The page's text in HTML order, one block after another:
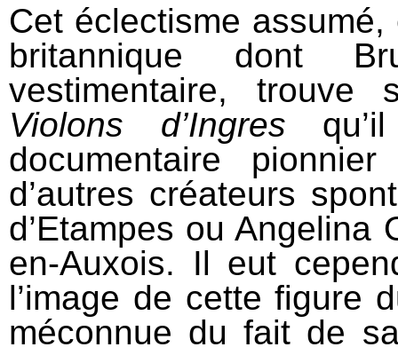
Cet éclectisme
britannique dont
vestimentaire,
Violons d’Ingres
documentaire
d’autres créateurs
d’Etampes ou Angelina
en-Auxois. Il eut
l’image de cette figure
méconnue du fait de